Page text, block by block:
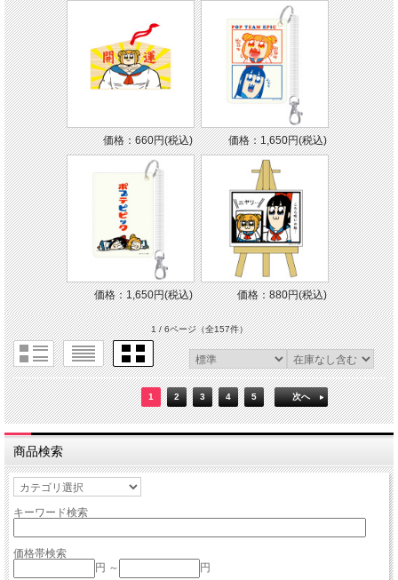
価格：660円(税込) 価格：1,650円(税込)
価格：1,650円(税込) 価格：880円(税込)
1 / 6ページ（全157件）
1 2 3 4 5 次へ
商品検索
キーワード検索
価格帯検索
円 ～
円